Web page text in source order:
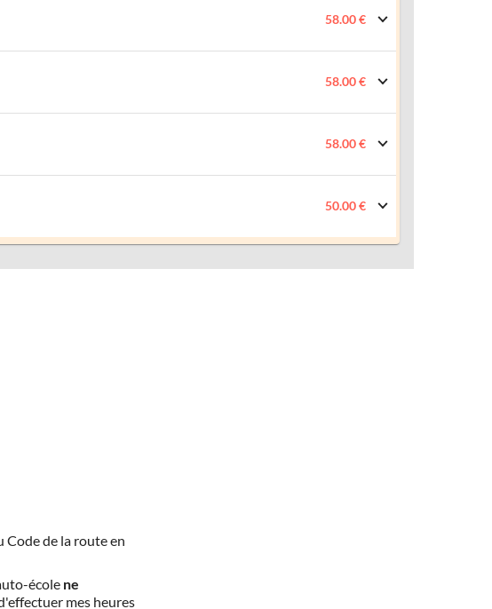
58.00 €
58.00 €
58.00 €
50.00 €
Code de la route en
école ne
mes heures